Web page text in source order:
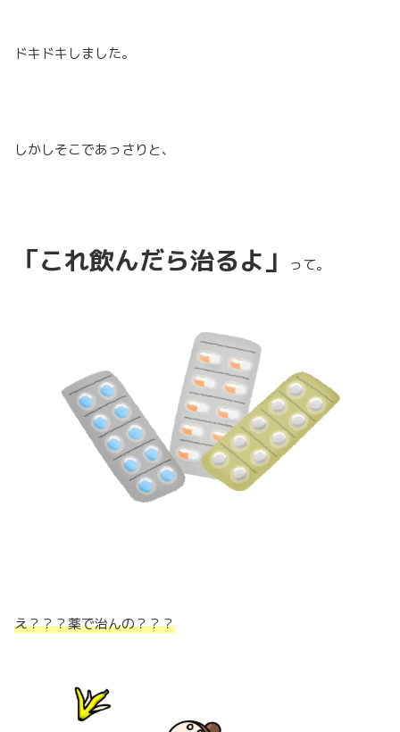
ドキドキしました。
しかしそこであっさりと、
「これ飲んだら治るよ」 って。
え？？？薬で治んの？？？